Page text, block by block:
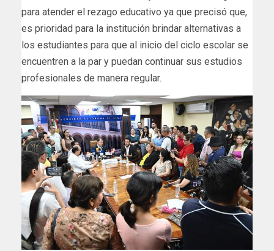
para atender el rezago educativo ya que precisó que,
es prioridad para la institución brindar alternativas a
los estudiantes para que al inicio del ciclo escolar se
encuentren a la par y puedan continuar sus estudios
profesionales de manera regular.